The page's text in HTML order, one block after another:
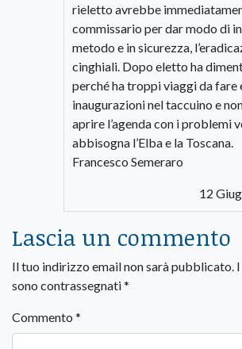
rieletto avrebbe
commissario per dar modo di
metodo e in sicurezza,
cinghiali. Dopo eletto ha
perché ha troppi viaggi da fare
inaugurazioni nel taccuino e
aprire l’agenda con i problemi
abbisogna l’Elba e la Toscana.
Francesco Semeraro
12
Lascia un commento
Il tuo indirizzo email non sarà pubblicato.
sono contrassegnati*
Commento *